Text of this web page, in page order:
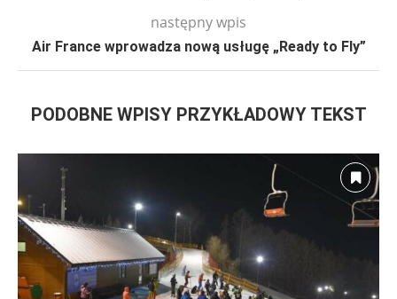
następny wpis
Air France wprowadza nową usługę „Ready to Fly”
PODOBNE WPISY PRZYKŁADOWY TEKST